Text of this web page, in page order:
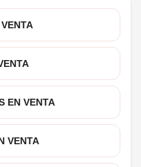
EN VENTA
VENTA